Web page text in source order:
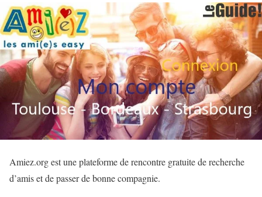
Amiez.org est une plateforme de rencontre gratuite de recherche
d’amis et de passer de bonne compagnie.